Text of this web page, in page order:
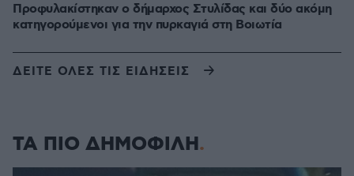
Προφυλακίστηκαν ο δήμαρχος Στυλίδας και δύο ακόμη
κατηγορούμενοι για την πυρκαγιά στη Βοιωτία
ΔΕΙΤΕ ΟΛΕΣ ΤΙΣ ΕΙΔΗΣΕΙΣ
ΤΑ ΠΙΟ ΔΗΜΟΦΙΛΗ